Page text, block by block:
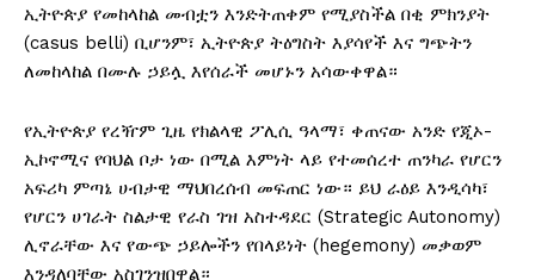
ኢትዮጵያ የመከላከል መብቷን እንድትጠቀም የሚያስችል በቂ ምክንያት
(casus belli) ቢሆንም፣ ኢትዮጵያ ትዕግስት እያሳየች እና ግጭትን
ለመከላከል በሙሉ ኃይሏ እየሰራች መሆኑን አሳውቀዋል።
የኢትዮጵያ የረዥም ጊዜ የክልላዊ ፖሊሲ ዓላማ፣ ቀጠናው አንድ የጂኦ-
ኢኮኖሚና የባህል ቦታ ነው በሚል እምነት ላይ የተመሰረተ ጠንካራ የሆርን
አፍሪካ ምጣኔ ሀብታዊ ማህበረሰብ መፍጠር ነው። ይህ ራዕይ እንዲሳካ፣
የሆርን ሀገራት ስልታዊ የራስ ገዝ አስተዳደር (Strategic Autonomy)
ሊኖራቸው እና የውጭ ኃይሎችን የበላይነት (hegemony) መቃወም
እንዳለባቸው አስገንዝበዋል።